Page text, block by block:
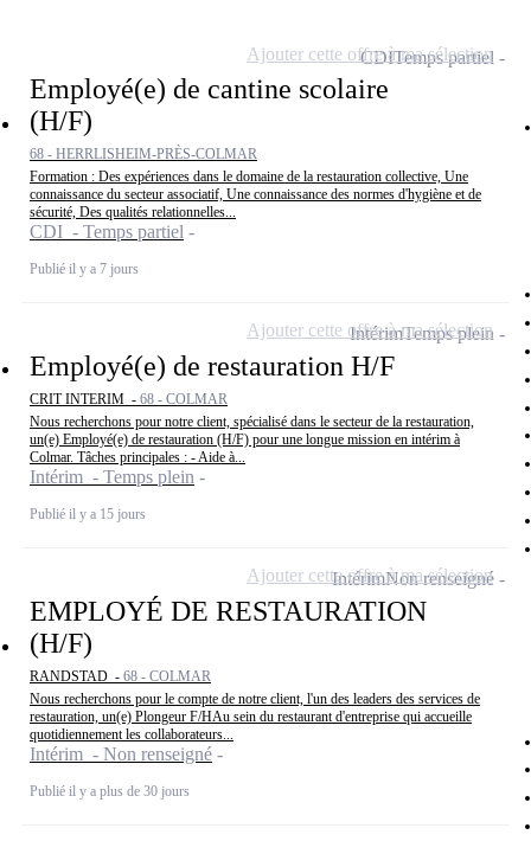
Employé(e) de cantine scolaire
(H/F)
68 - HERRLISHEIM-PRÈS-COLMAR
Formation : Des expériences dans le domaine de la restauration collective, Une
connaissance du secteur associatif, Une connaissance des normes d'hygiène et de
sécurité, Des qualités relationnelles...
CDI - Temps partiel
Publié il y a 7 jours
CDITemps partiel
Ajouter cette offre à ma sélection
Employé(e) de restauration H/F
CRIT INTERIM - 68 - COLMAR
Nous recherchons pour notre client, spécialisé dans le secteur de la restauration,
un(e) Employé(e) de restauration (H/F) pour une longue mission en intérim à
Colmar. Tâches principales : - Aide à...
Intérim - Temps plein
Publié il y a 15 jours
IntérimTemps plein
Ajouter cette offre à ma sélection
EMPLOYÉ DE RESTAURATION
(H/F)
RANDSTAD - 68 - COLMAR
Nous recherchons pour le compte de notre client, l'un des leaders des services de
restauration, un(e) Plongeur F/HAu sein du restaurant d'entreprise qui accueille
quotidiennement les collaborateurs...
Intérim - Non renseigné
Publié il y a plus de 30 jours
IntérimNon renseigné
Ajouter cette offre à ma sélection